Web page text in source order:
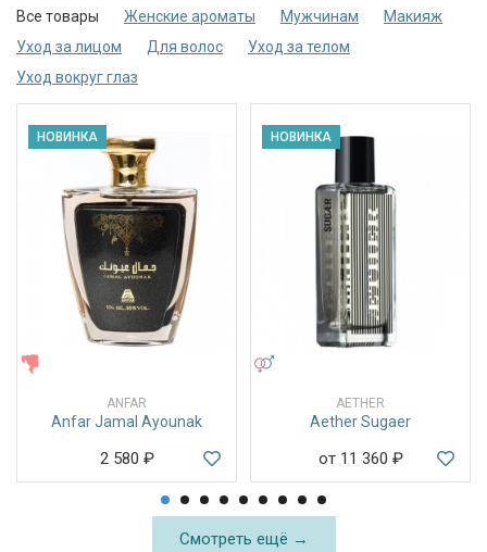
Все товары Женские ароматы Мужчинам
Макияж
Уход за лицом
Для волос
Уход за телом
Уход вокруг глаз
НОВИНКА
ANFAR
Anfar Jamal Ayounak
2 580 ₽
НОВИНКА
AETHER
Aether Sugaer
от 11 360 ₽
Смотреть ещё →